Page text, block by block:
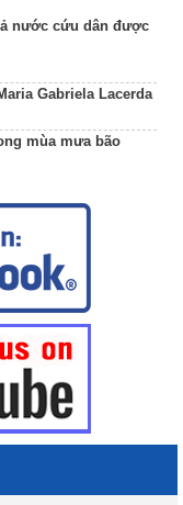
nước cứu dân được
Gabriela Lacerda
mùa mưa bão